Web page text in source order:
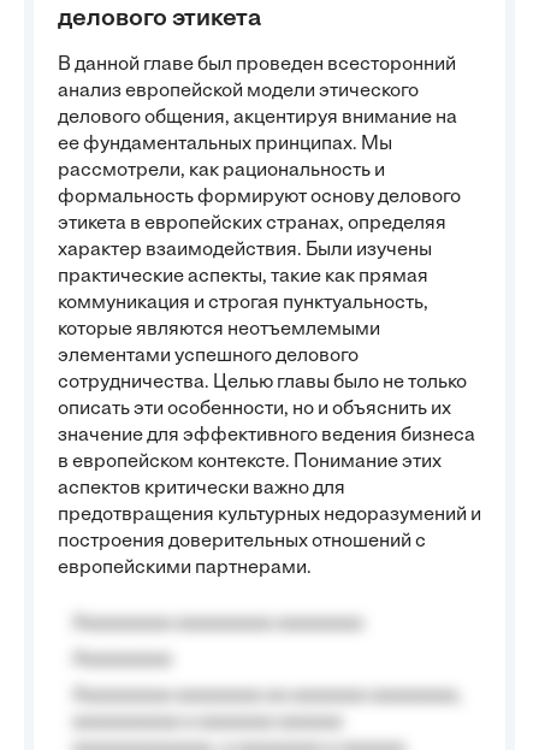
делового этикета
В данной главе был проведен всесторонний
анализ европейской модели этического
делового общения, акцентируя внимание на
ее фундаментальных принципах. Мы
рассмотрели, как рациональность и
формальность формируют основу делового
этикета в европейских странах, определяя
характер взаимодействия. Были изучены
практические аспекты, такие как прямая
коммуникация и строгая пунктуальность,
которые являются неотъемлемыми
элементами успешного делового
сотрудничества. Целью главы было не только
описать эти особенности, но и объяснить их
значение для эффективного ведения бизнеса
в европейском контексте. Понимание этих
аспектов критически важно для
предотвращения культурных недоразумений и
построения доверительных отношений с
европейскими партнерами.